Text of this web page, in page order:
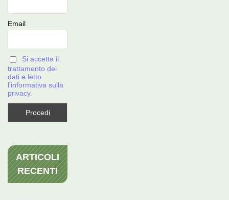
Email
Si accetta il
trattamento dei
dati e letto
l'informativa sulla
privacy.
ARTICOLI
RECENTI